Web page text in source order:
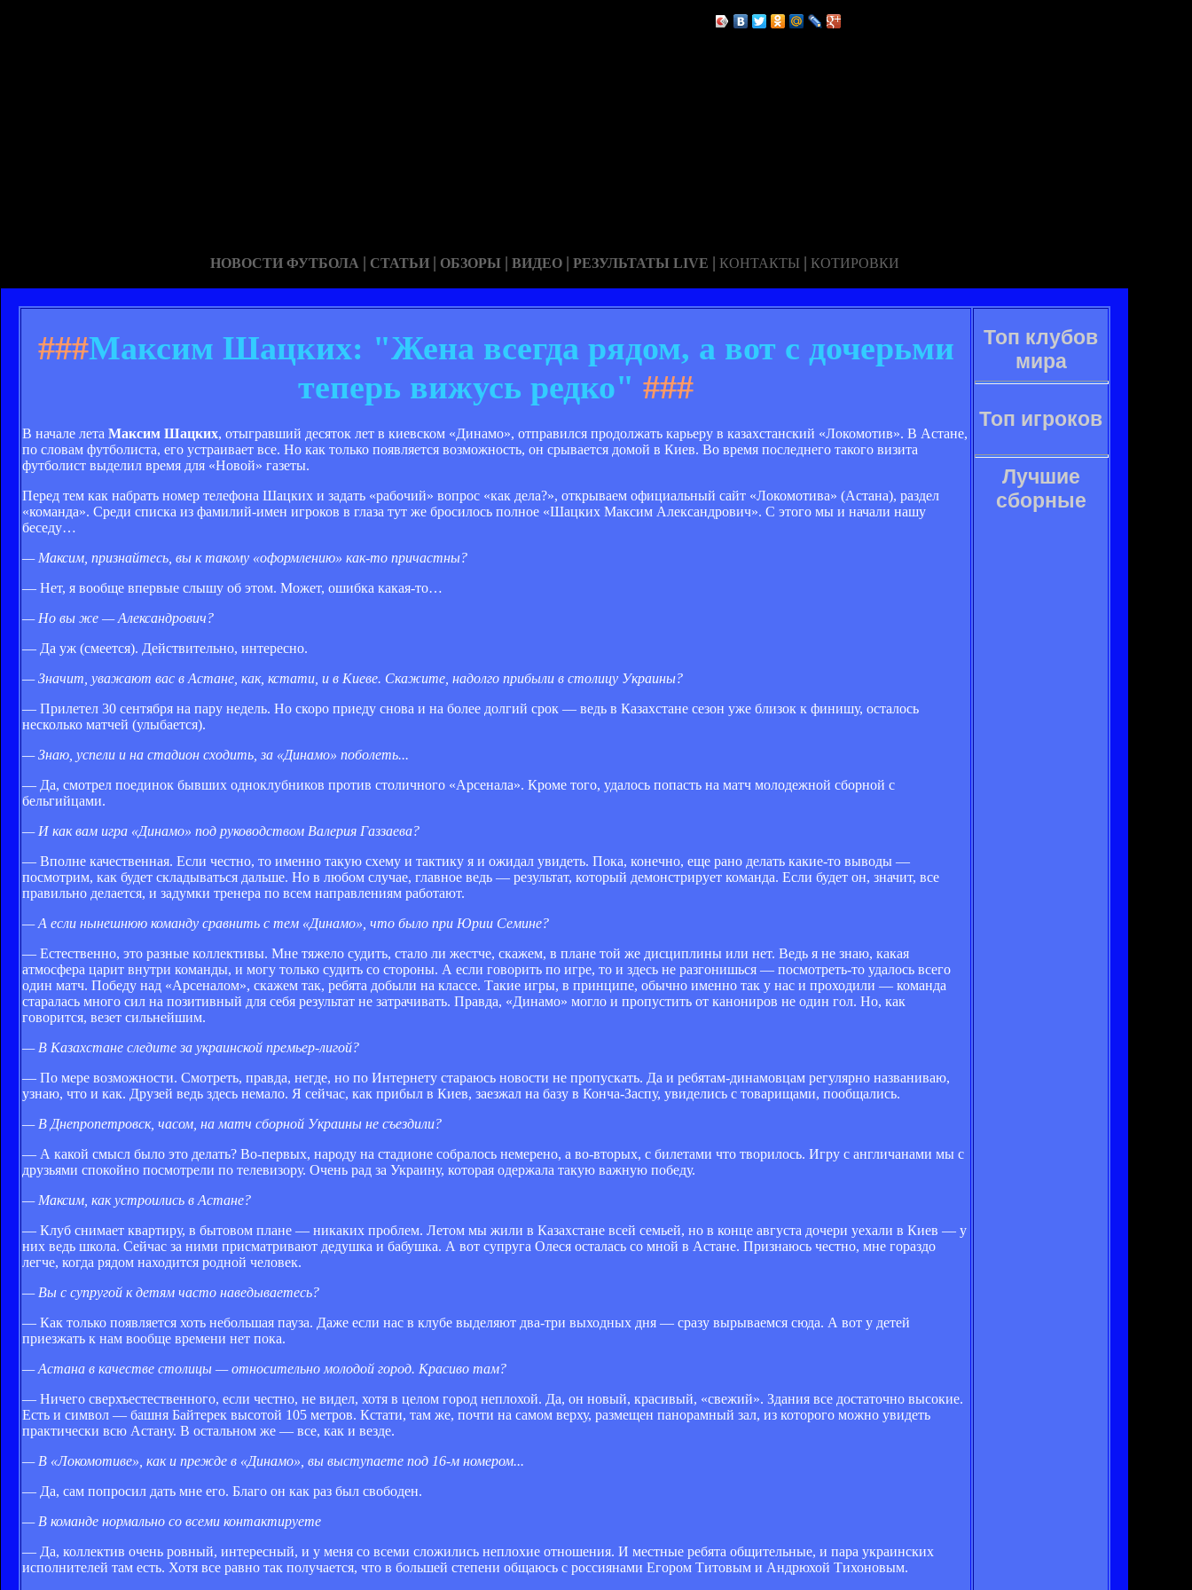
НОВОСТИ ФУТБОЛА | СТАТЬИ | ОБЗОРЫ | ВИДЕО | РЕЗУЛЬТАТЫ LIVE | КОНТАКТЫ | КОТИРОВКИ
###Максим Шацких: "Жена всегда рядом, а вот с дочерьми
теперь вижусь редко" ###
В начале лета Максим Шацких, отыгравший десяток лет в киевском «Динамо», отправился продолжать карьеру в казахстанский «Локомотив». В Астане,
по словам футболиста, его устраивает все. Но как только появляется возможность, он срывается домой в Киев. Во время последнего такого визита
футболист выделил время для «Новой» газеты.
Перед тем как набрать номер телефона Шацких и задать «рабочий» вопрос «как дела?», открываем официальный сайт «Локомотива» (Астана), раздел
«команда». Среди списка из фамилий-имен игроков в глаза тут же бросилось полное «Шацких Максим Александрович». С этого мы и начали нашу
беседу…
— Максим, признайтесь, вы к такому «оформлению» как-то причастны?
— Нет, я вообще впервые слышу об этом. Может, ошибка какая-то…
— Но вы же — Александрович?
— Да уж (смеется). Действительно, интересно.
— Значит, уважают вас в Астане, как, кстати, и в Киеве. Скажите, надолго прибыли в столицу Украины?
— Прилетел 30 сентября на пару недель. Но скоро приеду снова и на более долгий срок — ведь в Казахстане сезон уже близок к финишу, осталось
несколько матчей (улыбается).
— Знаю, успели и на стадион сходить, за «Динамо» поболеть...
— Да, смотрел поединок бывших одноклубников против столичного «Арсенала». Кроме того, удалось попасть на матч молодежной сборной с
бельгийцами.
— И как вам игра «Динамо» под руководством Валерия Газзаева?
— Вполне качественная. Если честно, то именно такую схему и тактику я и ожидал увидеть. Пока, конечно, еще рано делать какие-то выводы —
посмотрим, как будет складываться дальше. Но в любом случае, главное ведь — результат, который демонстрирует команда. Если будет он, значит, все
правильно делается, и задумки тренера по всем направлениям работают.
— А если нынешнюю команду сравнить с тем «Динамо», что было при Юрии Семине?
— Естественно, это разные коллективы. Мне тяжело судить, стало ли жестче, скажем, в плане той же дисциплины или нет. Ведь я не знаю, какая
атмосфера царит внутри команды, и могу только судить со стороны. А если говорить по игре, то и здесь не разгонишься — посмотреть-то удалось всего
один матч. Победу над «Арсеналом», скажем так, ребята добыли на классе. Такие игры, в принципе, обычно именно так у нас и проходили — команда
старалась много сил на позитивный для себя результат не затрачивать. Правда, «Динамо» могло и пропустить от канониров не один гол. Но, как
говорится, везет сильнейшим.
— В Казахстане следите за украинской премьер-лигой?
— По мере возможности. Смотреть, правда, негде, но по Интернету стараюсь новости не пропускать. Да и ребятам-динамовцам регулярно названиваю,
узнаю, что и как. Друзей ведь здесь немало. Я сейчас, как прибыл в Киев, заезжал на базу в Конча-Заспу, увиделись с товарищами, пообщались.
— В Днепропетровск, часом, на матч сборной Украины не съездили?
— А какой смысл было это делать? Во-первых, народу на стадионе собралось немерено, а во-вторых, с билетами что творилось. Игру с англичанами мы с
друзьями спокойно посмотрели по телевизору. Очень рад за Украину, которая одержала такую важную победу.
— Максим, как устроились в Астане?
— Клуб снимает квартиру, в бытовом плане — никаких проблем. Летом мы жили в Казахстане всей семьей, но в конце августа дочери уехали в Киев — у
них ведь школа. Сейчас за ними присматривают дедушка и бабушка. А вот супруга Олеся осталась со мной в Астане. Признаюсь честно, мне гораздо
легче, когда рядом находится родной человек.
— Вы с супругой к детям часто наведываетесь?
— Как только появляется хоть небольшая пауза. Даже если нас в клубе выделяют два-три выходных дня — сразу вырываемся сюда. А вот у детей
приезжать к нам вообще времени нет пока.
— Астана в качестве столицы — относительно молодой город. Красиво там?
— Ничего сверхъестественного, если честно, не видел, хотя в целом город неплохой. Да, он новый, красивый, «свежий». Здания все достаточно высокие.
Есть и символ — башня Байтерек высотой 105 метров. Кстати, там же, почти на самом верху, размещен панорамный зал, из которого можно увидеть
практически всю Астану. В остальном же — все, как и везде.
— В «Локомотиве», как и прежде в «Динамо», вы выступаете под 16-м номером...
— Да, сам попросил дать мне его. Благо он как раз был свободен.
— В команде нормально со всеми контактируете
— Да, коллектив очень ровный, интересный, и у меня со всеми сложились неплохие отношения. И местные ребята общительные, и пара украинских
исполнителей там есть. Хотя все равно так получается, что в большей степени общаюсь с россиянами Егором Титовым и Андрюхой Тихоновым.
Топ клубов
мира
Топ игроков
Лучшие
сборные